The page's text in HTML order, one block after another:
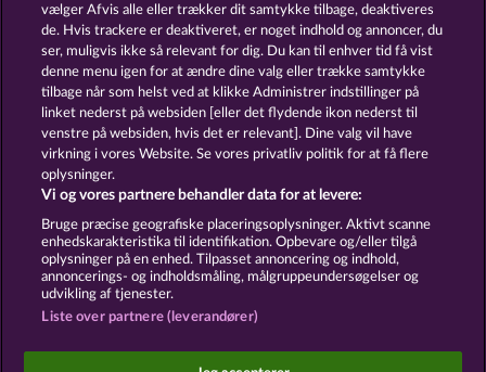
FROOTY TROUPE SUN SPLASH 40 THIEVES
Vilkår og betingelser Datasikkerhed
Kontakt
Indsend anmodning om tilbagetrækning
Sociale kasinospil har udelukkende et
vælger Afvis alle eller trækker dit samtykke tilbage, deaktiveres
de. Hvis trackere er deaktiveret, er noget indhold og annoncer, du
ser, muligvis ikke så relevant for dig. Du kan til enhver tid få vist
denne menu igen for at ændre dine valg eller trække samtykke
tilbage når som helst ved at klikke Administrer indstillinger på
linket nederst på websiden [eller det flydende ikon nederst til
venstre på websiden, hvis det er relevant]. Dine valg vil have
virkning i vores Website. Se vores privatliv politik for at få flere
oplysninger.
Vi og vores partnere behandler data for at levere:
Bruge præcise geografiske placeringsoplysninger. Aktivt scanne
enhedskarakteristika til identifikation. Opbevare og/eller tilgå
oplysninger på en enhed. Tilpasset annoncering og indhold,
annoncerings- og indholdsmåling, målgruppeundersøgelser og
udvikling af tjenester.
Liste over partnere (leverandører)